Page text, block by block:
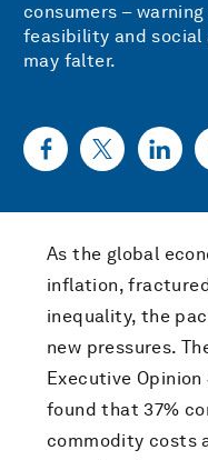
consumers –
feasibility and
may falter.
As the global
inflation,
inequality, the
new pressures.
Executive Opinion
found that 37%
commodity costs